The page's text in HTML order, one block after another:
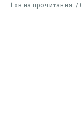
1 хв на прочитання